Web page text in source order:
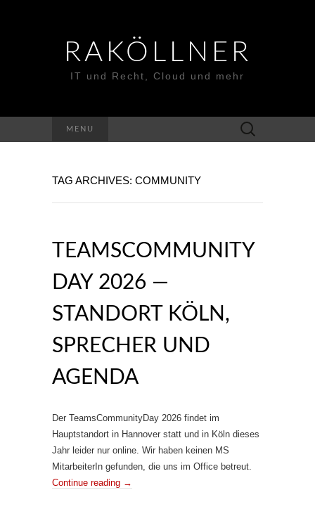
RAKÖLLNER
IT und Recht, Cloud und mehr
MENU
Suchen
nach:
TAG ARCHIVES: COMMUNITY
TEAMSCOMMUNITY
DAY 2026 —
STANDORT KÖLN,
SPRECHER UND
AGENDA
Der TeamsCommunityDay 2026 findet im
Hauptstandort in Hannover statt und in Köln dieses
Jahr leider nur online. Wir haben keinen MS
MitarbeiterIn gefunden, die uns im Office betreut.
Continue reading →